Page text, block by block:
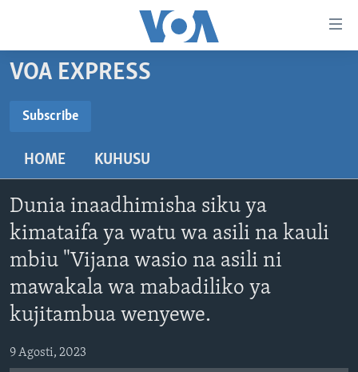
Nenda
habari
Nenda
urambazaji
Nenda
katika
tafuta
KENYA
RWANDA
UGANDA
BURUNDI
AFRIKA
MAREKANI
DUNIA
VIDEO
ZULIA JEKUNDU
VOA EXPRESS 1330 UTC
JIONI 1630 UTC
KWA UNDANI 1800 UTC
MAHOJIANO MAALUM: HABARI POTOFU
TUFUATE
Lugha
VOA EXPRESS
Subscribe
Subscribe
HOME KUHUSU
Dunia inaadhimisha siku ya
kimataifa ya watu wa asili na kauli
mbiu "Vijana wasio na asili ni
mawakala wa mabadiliko ya
kujitambua wenyewe.
9 Agosti, 2023